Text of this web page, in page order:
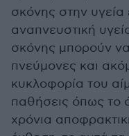
σκόνης στην υγεία
αναπνευστική
σκόνης μπορούν
πνεύμονες και
κυκλοφορία του
παθήσεις όπως το
χρόνια